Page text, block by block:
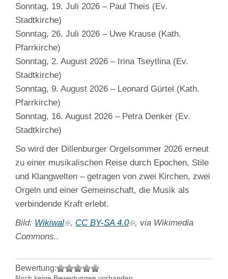
Sonntag, 19. Juli 2026 – Paul Theis (Ev.
Stadtkirche)
Sonntag, 26. Juli 2026 – Uwe Krause (Kath.
Pfarrkirche)
Sonntag, 2. August 2026 – Irina Tseytlina (Ev.
Stadtkirche)
Sonntag, 9. August 2026 – Leonard Gürtel (Kath.
Pfarrkirche)
Sonntag, 16. August 2026 – Petra Denker (Ev.
Stadtkirche)
So wird der Dillenburger Orgelsommer 2026 erneut
zu einer musikalischen Reise durch Epochen, Stile
und Klangwelten – getragen von zwei Kirchen, zwei
Orgeln und einer Gemeinschaft, die Musik als
verbindende Kraft erlebt.
Bild: Wikiwal , CC BY-SA 4.0
, via Wikimedia
Commons..
Bewertung: